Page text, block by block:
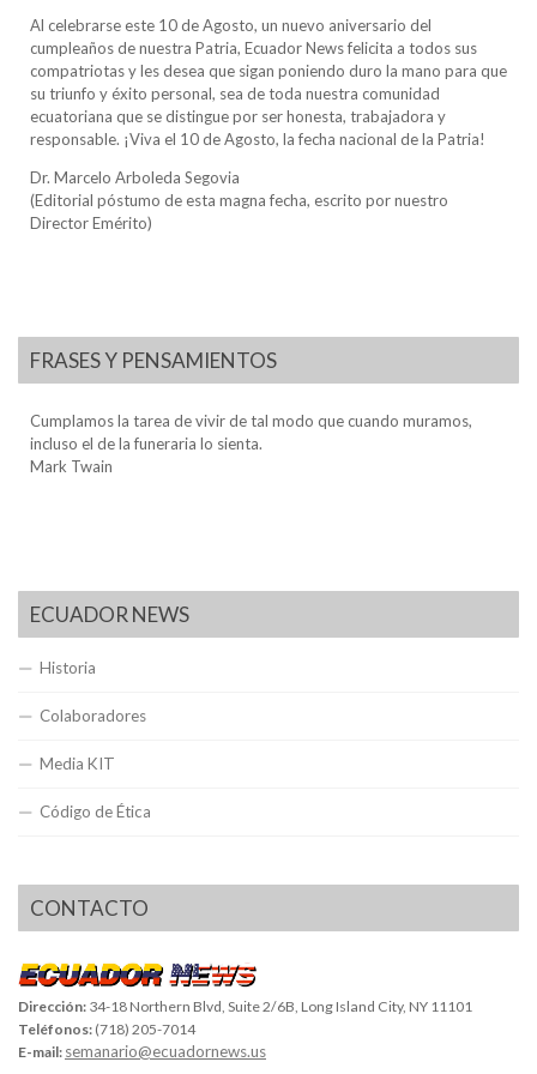
Al celebrarse este 10 de Agosto, un nuevo aniversario del
cumpleaños de nuestra Patria, Ecuador News felicita a todos sus
compatriotas y les desea que sigan poniendo duro la mano para que
su triunfo y éxito personal, sea de toda nuestra comunidad
ecuatoriana que se distingue por ser honesta, trabajadora y
responsable. ¡Viva el 10 de Agosto, la fecha nacional de la Patria!
Dr. Marcelo Arboleda Segovia
(Editorial póstumo de esta magna fecha, escrito por nuestro
Director Emérito)
FRASES Y PENSAMIENTOS
Cumplamos la tarea de vivir de tal modo que cuando muramos,
incluso el de la funeraria lo sienta.
Mark Twain
ECUADOR NEWS
Historia
Colaboradores
Media KIT
Código de Ética
CONTACTO
Dirección: 34-18 Northern Blvd, Suite 2/6B, Long Island City, NY 11101
Teléfonos: (718) 205-7014
E-mail: semanario@ecuadornews.us